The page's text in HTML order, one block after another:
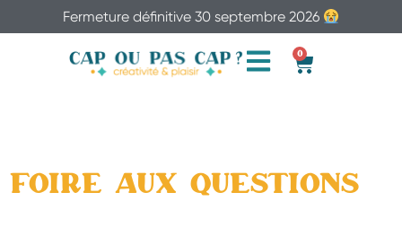
Fermeture définitive 30 septembre 2026
0
Foire aux Questions